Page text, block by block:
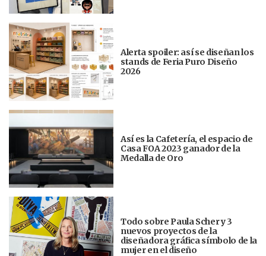
Alerta spoiler: así se diseñan los
stands de Feria Puro Diseño
2026
Así es la Cafetería, el espacio de
Casa FOA 2023 ganador de la
Medalla de Oro
Todo sobre Paula Scher y 3
nuevos proyectos de la
diseñadora gráfica símbolo de la
mujer en el diseño